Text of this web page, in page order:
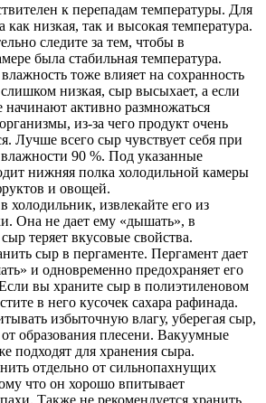
к перепадам температуры. Для
как низкая, так и высокая температура.
следите за тем, чтобы в
была стабильная температура.
тоже влияет на сохранность
низкая, сыр высыхает, а если
начинают активно размножаться
из-за чего продукт очень
Лучше всего сыр чувствует себя при
90 %. Под указанные
нижняя полка холодильной камеры
и овощей.
холодильник, извлекайте его из
Она не дает ему «дышать», в
сыр теряет вкусовые свойства.
сыр в пергаменте. Пергамент дает
и одновременно предохраняет его
вы храните сыр в полиэтиленовом
в него кусочек сахара рафинада.
избыточную влагу, уберегая сыр,
образования плесени. Вакуумные
подходят для хранения сыра.
отдельно от сильнопахнущих
что он хорошо впитывает
Также не рекомендуется хранить